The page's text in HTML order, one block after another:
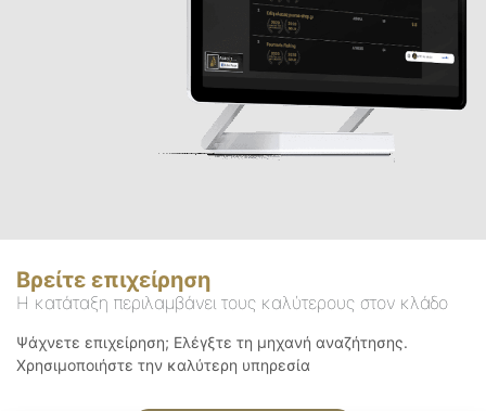
Βρείτε επιχείρηση
Η κατάταξη περιλαμβάνει τους καλύτερους στον κλάδο
Ψάχνετε επιχείρηση; Ελέγξτε τη μηχανή αναζήτησης.
Χρησιμοποιήστε την καλύτερη υπηρεσία